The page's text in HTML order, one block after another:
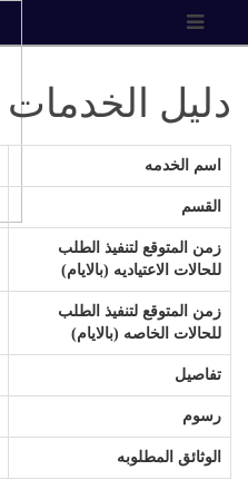
دليل الخدمات
اسم الخدمه
القسم
زمن المتوقع لتنفيذ الطلب
للحالات الاعتياديه (بالايام)
زمن المتوقع لتنفيذ الطلب
للحالات الخاصه (بالايام)
تفاصيل
رسوم
الوثائق المطلوبه